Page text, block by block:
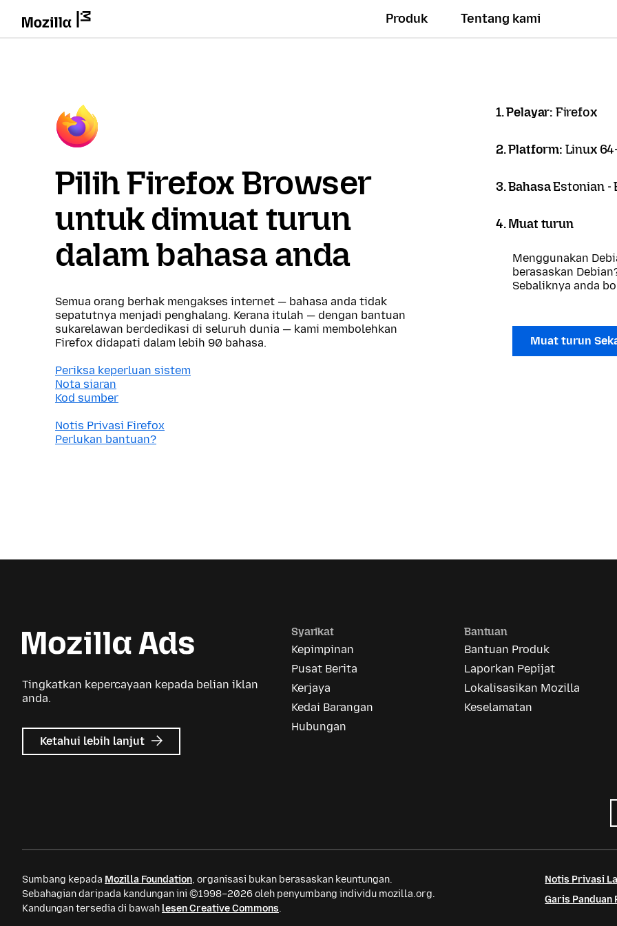
Produk Tentang kami
Pilih Firefox Browser
untuk dimuat turun
dalam bahasa anda
Semua orang berhak mengakses internet — bahasa anda tidak
sepatutnya menjadi penghalang. Kerana itulah — dengan bantuan
sukarelawan berdedikasi di seluruh dunia — kami membolehkan
Firefox didapati dalam lebih 90 bahasa.
Periksa keperluan sistem
Nota siaran
Kod sumber
Notis Privasi Firefox
Perlukan bantuan?
1. Pelayar: Firefox
2. Platform: Linux
3. BahasaEstonian -
4. Muat turun
Menggunakan
berasaskan
Sebaliknya anda
Muat turun
Tingkatkan kepercayaan kepada belian iklan
anda.
Ketahui lebih lanjut tentang
Iklan
Syarikat
Kepimpinan
Pusat Berita
Kerjaya
Kedai Barangan
Hubungan
Bantuan
Bantuan Produk
Laporkan Pepijat
Lokalisasikan Mozilla
Keselamatan
Sumbang kepada Mozilla Foundation, organisasi bukan berasaskan keuntungan.
Sebahagian daripada kandungan ini ©1998–2026 oleh penyumbang individu mozilla.org.
Kandungan tersedia di bawah lesen Creative Commons.
Notis Privasi
Garis Panduan